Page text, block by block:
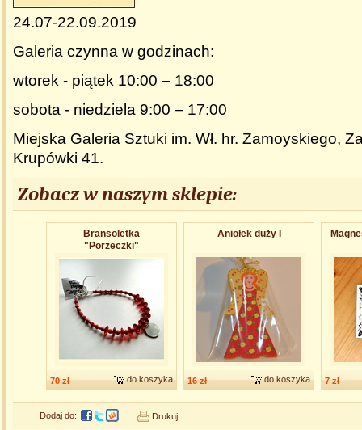
24.07-22.09.2019
Galeria czynna w godzinach:
wtorek - piątek 10:00 – 18:00
sobota - niedziela 9:00 – 17:00
Miejska Galeria Sztuki im. Wł. hr. Zamoyskiego,
Krupówki 41.
Zobacz w naszym sklepie:
Bransoletk​a
"Porzeczki"
70 zł do koszyka
Aniołek duży I
16 zł do koszyka 7 zł
Dodaj do: Drukuj